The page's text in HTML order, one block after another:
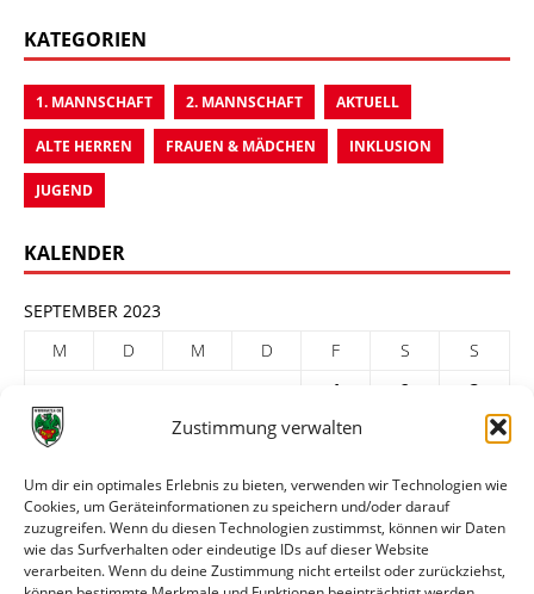
Zustimmung verwalten
Um dir ein optimales Erlebnis zu bieten, verwenden wir Technologien wie
Cookies, um Geräteinformationen zu speichern und/oder darauf
zuzugreifen. Wenn du diesen Technologien zustimmst, können wir Daten
wie das Surfverhalten oder eindeutige IDs auf dieser Website
verarbeiten. Wenn du deine Zustimmung nicht erteilst oder zurückziehst,
KATEGORIEN
1. MANNSCHAFT 2. MANNSCHAFT AKTUELL
ALTE HERREN FRAUEN & MÄDCHEN INKLUSION
JUGEND
KALENDER
SEPTEMBER 2023
M
D M D F S
S
1
2
3
4
6 7 8
18
19 20 21 22 23
25
26 27 28 29
30
« Aug.
Okt. »